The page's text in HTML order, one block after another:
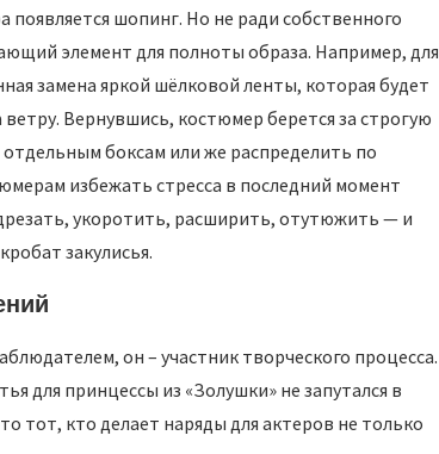
появляется шопинг. Но не ради собственного
элемент для полноты образа. Например, для
замена яркой шёлковой ленты, которая будет
Вернувшись, костюмер берется за строгую
боксам или же распределить по
избежать стресса в последний момент
укоротить, расширить, отутюжить — и
закулисья.
он – участник творческого процесса.
для принцессы из «Золушки» не запутался в
тот, кто делает наряды для актеров не только